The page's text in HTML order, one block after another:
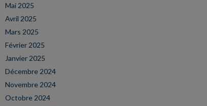
Mai 2025
Avril 2025
Mars 2025
Février 2025
Janvier 2025
Décembre 2024
Novembre 2024
Octobre 2024